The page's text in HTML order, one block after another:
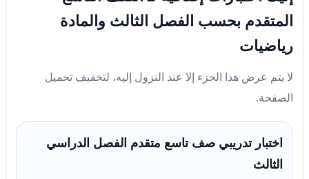
المتقدم بحسب الفصل الثالث والمادة
رياضيات
لا يتم عرض هذا الجزء إلا عند النزول إليه، لتخفيف تحميل
الصفحة.
اختبار تدريبي صف تاسع متقدم الفصل الدراسي
الثالث